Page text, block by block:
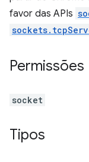
favor das APIs
Permissões
socket
Tipos